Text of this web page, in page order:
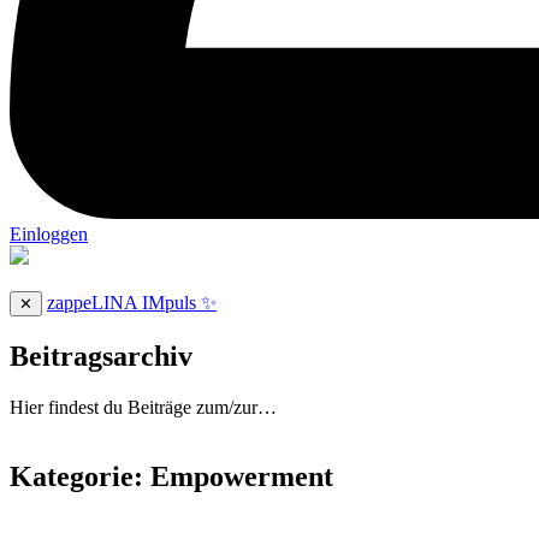
Einloggen
✕ zappeLINA IMpuls ✨
Beitragsarchiv
Hier findest du Beiträge zum/zur…
Kategorie: Empowerment